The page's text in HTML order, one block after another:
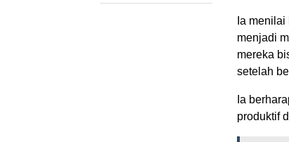
Ia
menjadi
mereka
setelah
Ia
produktif